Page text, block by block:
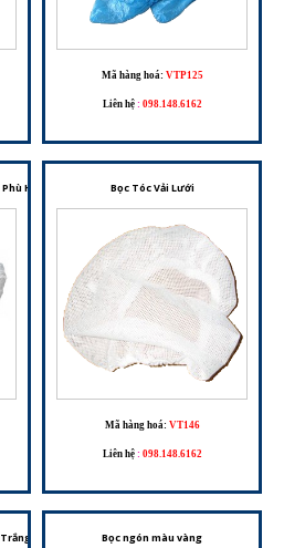
Mã hàng hoá: VTP125
Liên hệ : 098.148.6162
Hợp Cho Phòng Sạch, Y Tế Và Chế Biến Thực Phẩm
Bọc Tóc Vải Lưới
Mã hàng hoá: VT146
Liên hệ : 098.148.6162
– Chất Liệu Nitrile, An Toàn Cho Phòng Sạch Và
Bọc ngón màu vàng